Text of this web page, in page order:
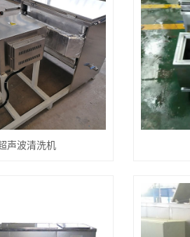
声波清洗机